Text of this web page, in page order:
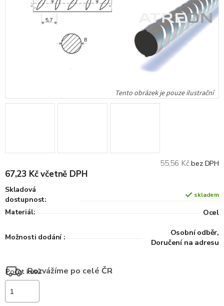
55,56 Kčbez DPH
67,23 Kč včetně DPH
Skladová
dostupnost:
skladem
Materiál: Ocel
Možnosti dodání :
Osobní odběr,
Doručení na adresu
Rozvážíme po celé ČR